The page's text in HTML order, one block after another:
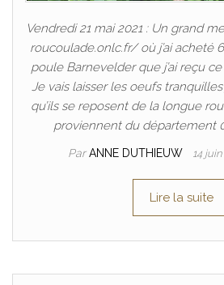
Vendredi 21 mai 2021 : Un grand
roucoulade.onlc.fr/ où j’ai acheté
poule Barnevelder que j’ai reçu
Je vais laisser les oeufs
qu’ils se reposent de la longue
proviennent du département
ParANNE DUTHIEUW 14 juin
Lire la suite